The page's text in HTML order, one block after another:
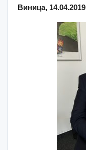
Виница, 14.04.2019